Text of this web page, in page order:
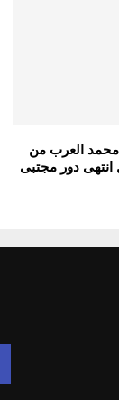
محمد العرب من
دور مجتبى